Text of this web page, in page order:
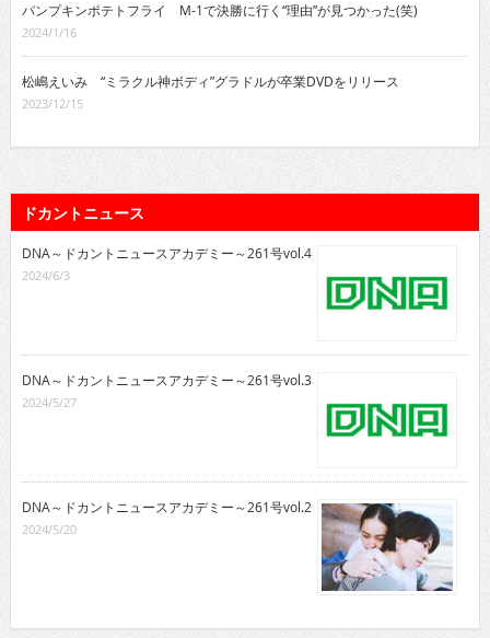
パンプキンポテトフライ M-1で決勝に行く“理由”が見つかった(笑)
2024/1/16
松嶋えいみ “ミラクル神ボディ”グラドルが卒業DVDをリリース
2023/12/15
ドカントニュース
DNA～ドカントニュースアカデミー～261号vol.4
2024/6/3
DNA～ドカントニュースアカデミー～261号vol.3
2024/5/27
DNA～ドカントニュースアカデミー～261号vol.2
2024/5/20